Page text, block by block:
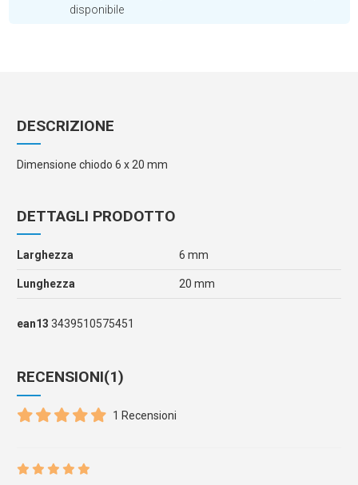
disponibile
DESCRIZIONE
Dimensione chiodo 6 x 20 mm
DETTAGLI PRODOTTO
Larghezza 6 mm
Lunghezza 20 mm
ean13 3439510575451
RECENSIONI(1)
1 Recensioni